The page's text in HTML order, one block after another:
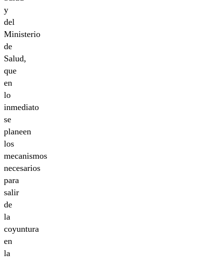
y
del
Ministerio
de
Salud,
que
en
lo
inmediato
se
planeen
los
mecanismos
necesarios
para
salir
de
la
coyuntura
en
la